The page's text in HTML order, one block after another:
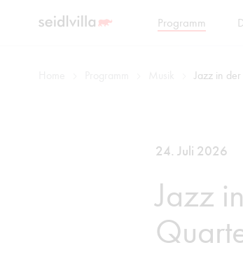
Programm
Jazz in
24. Juli 2026
Jazz